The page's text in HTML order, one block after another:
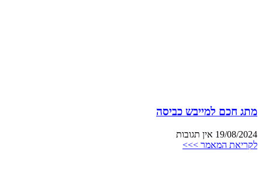
מתג חכם למייבש כביסה
19/08/2024 אין תגובות
לקריאת המאמר >>>